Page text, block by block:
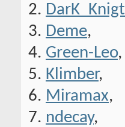
DarK_Knigt
Deme,
Green-Leo,
Klimber,
Miramax,
ndecay,